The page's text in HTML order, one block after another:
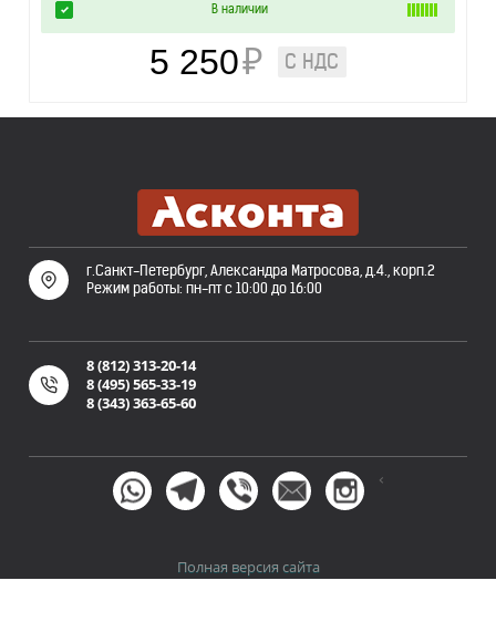
В наличии
5 250₽ С НДС
г.Санкт-Петербург, Александра Матросова, д.4., корп.2
Режим работы: пн-пт с 10:00 до 16:00
8 (812) 313-20-14
8 (495) 565-33-19
8 (343) 363-65-60
<
Полная версия сайта